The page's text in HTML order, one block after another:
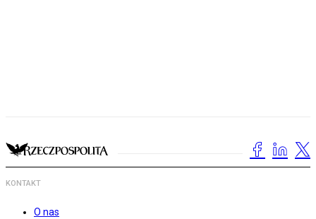
KONTAKT
O nas